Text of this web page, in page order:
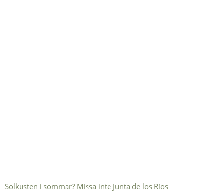
Solkusten i sommar? Missa inte Junta de los Ríos